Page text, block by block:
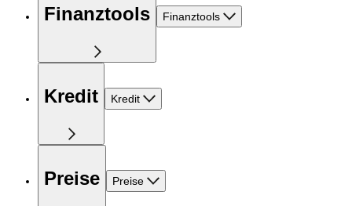
Finanztools Finanztools
Kredit Kredit
Preise Preise